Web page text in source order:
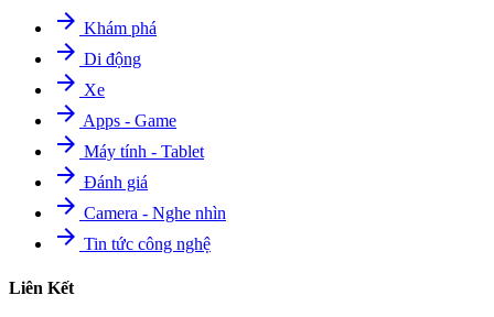
arrow_forward Khám phá
arrow_forward Di động
arrow_forward Xe
arrow_forward Apps - Game
arrow_forward Máy tính - Tablet
arrow_forward Đánh giá
arrow_forward Camera - Nghe nhìn
arrow_forward Tin tức công nghệ
Liên Kết